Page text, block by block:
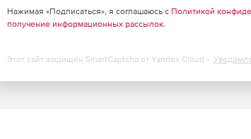
Нажимая «Подписаться», я соглашаюсь с Политикой
получение информационных рассылок.
Этот сайт защищен SmartCaptcha от Yandex Cloud -